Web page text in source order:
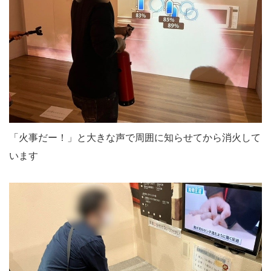
「火事だー！」と大きな声で周囲に知らせてから消火して
います